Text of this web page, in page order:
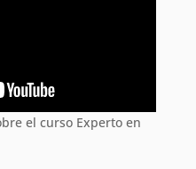
el curso Experto en